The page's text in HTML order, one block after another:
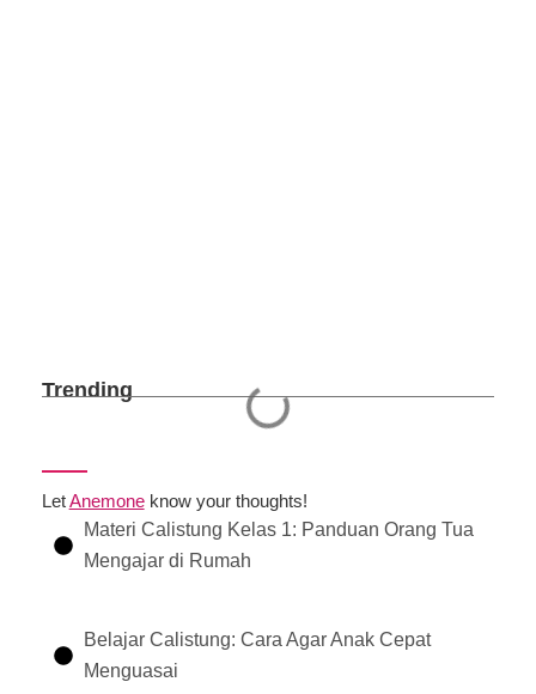
Trending
LetAnemoneknow your thoughts!
Materi Calistung Kelas 1: Panduan Orang Tua
Mengajar di Rumah
Belajar Calistung: Cara Agar Anak Cepat
Menguasai